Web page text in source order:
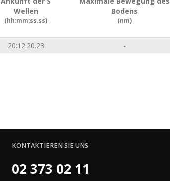
Wellen
(hh:mm:ss.ss)
Bodens
(nm)
20:12:20.23 -
KONTAKTIEREN SIE UNS
02 373 02 11